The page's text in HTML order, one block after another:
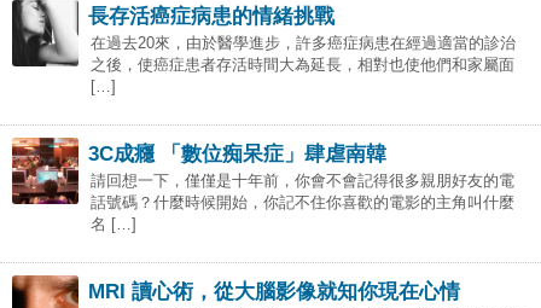
長存活癌症病患的情緒挑戰
在過去20來，由於醫學進步，許多癌症病患在經過適當的診治
之後，使癌症患者存活時間大為延長，相對也使他們和家屬面
[…]
3C成癮 「數位痴呆症」肆虐南韓
請回想一下，僅僅是十年前，你會不會記得很多親朋好友的電
話號碼？什麼時候開始，你記不住你喜歡的電影的主角叫什麼
名 […]
MRI 讀心術，從大腦影像就知你現在心情